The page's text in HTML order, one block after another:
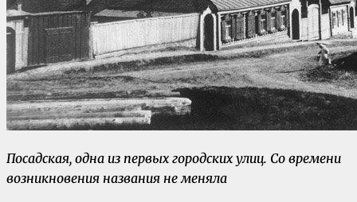
Посадская, одна из первых городских улиц. Со времени
возникновения названия не меняла